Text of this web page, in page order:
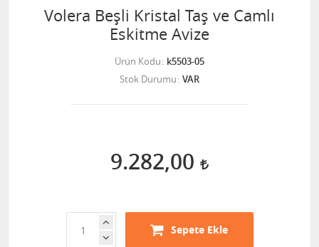
Volera Beşli Kristal Taş ve Camlı
Eskitme Avize
Ürün Kodu k5503-05
Stok Durumu VAR
9.282,00
Sepete Ekle